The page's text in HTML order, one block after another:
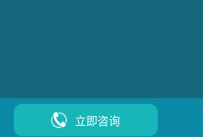
立即咨询